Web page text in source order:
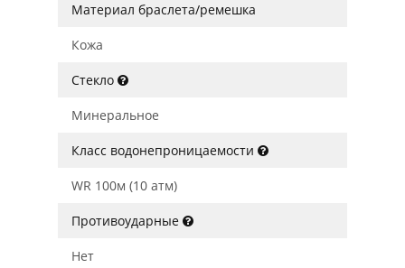
Материал браслета/ремешка
Кожа
Стекло
Минеральное
Класс водонепроницаемости
WR 100м (10 атм)
Противоударные
Нет